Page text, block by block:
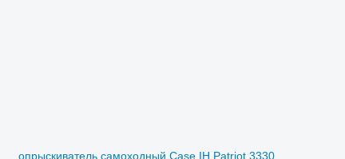
опрыскиватель самоходный Case IH Patriot 3330